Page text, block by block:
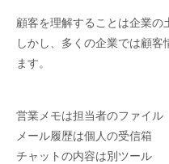
顧客を理解することは企業の
しかし、多くの企業では顧
ます。
営業メモは担当者のファイル
メール履歴は個人の受信箱
チャットの内容は別ツール